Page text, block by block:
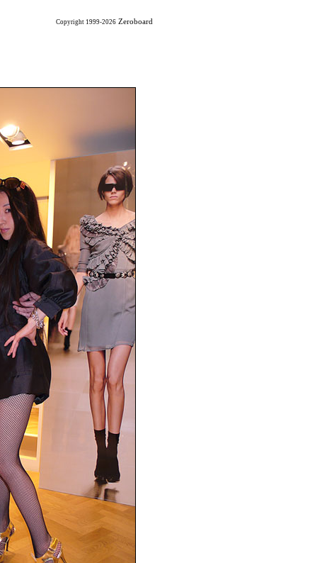
Copyright 1999-2026 Zeroboard